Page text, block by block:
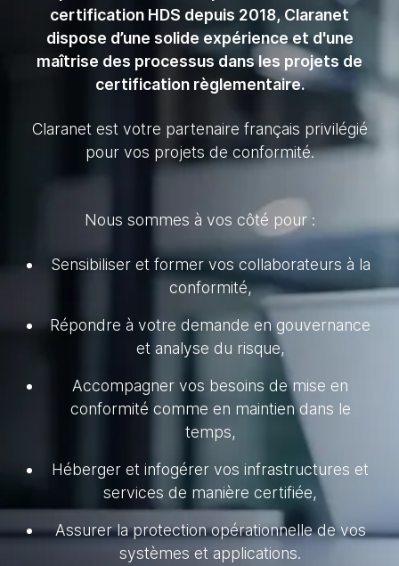
certification HDS depuis 2018, Claranet
dispose d’une solide expérience et d'une
maîtrise des processus dans les projets de
certification règlementaire.
Claranet est votre partenaire français privilégié
pour vos projets de conformité.
Nous sommes à vos côté pour :
Sensibiliser et former vos collaborateurs à la
conformité,
Répondre à votre demande en gouvernance
et analyse du risque,
Accompagner vos besoins de mise en
conformité comme en maintien dans le
temps,
Héberger et infogérer vos infrastructures et
services de manière certifiée,
Assurer la protection opérationnelle de vos
systèmes et applications.